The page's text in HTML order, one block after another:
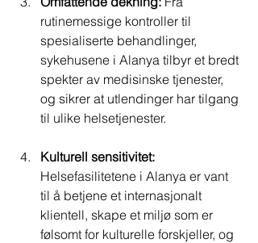
rutinemessige kontroller til
spesialiserte behandlinger,
sykehusene i Alanya tilbyr et bredt
spekter av medisinske tjenester,
og sikrer at utlendinger har tilgang
til ulike helsetjenester.
Kulturell sensitivitet:
Helsefasilitetene i Alanya er vant
til å betjene et internasjonalt
klientell, skape et miljø som er
følsomt for kulturelle forskjeller, og